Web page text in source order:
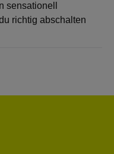
sensationell
richtig abschalten